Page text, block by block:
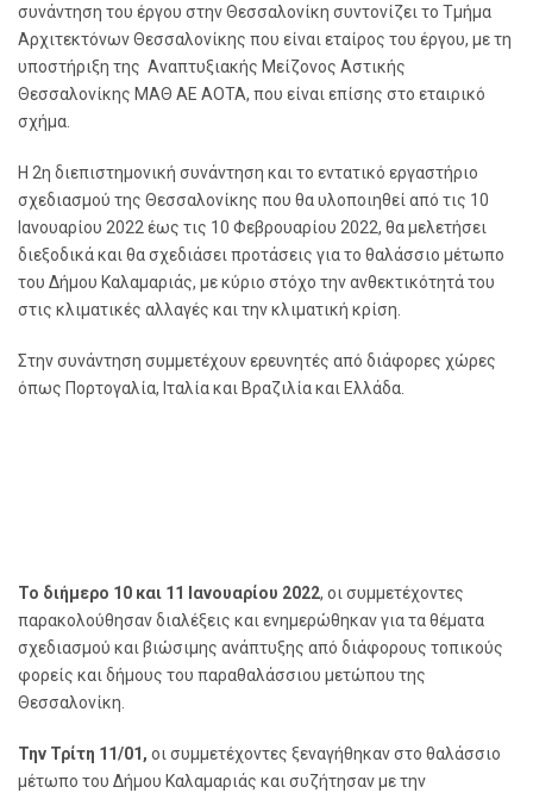
συνάντηση του έργου στην Θεσσαλονίκη συντονίζει το Τμήμα
Αρχιτεκτόνων Θεσσαλονίκης που είναι εταίρος του έργου, με τη
υποστήριξη της Αναπτυξιακής Μείζονος Αστικής
Θεσσαλονίκης ΜΑΘ ΑΕ ΑΟΤΑ, που είναι επίσης στο εταιρικό
σχήμα.
Η 2η διεπιστημονική συνάντηση και το εντατικό εργαστήριο
σχεδιασμού της Θεσσαλονίκης που θα υλοποιηθεί από τις 10
Ιανουαρίου 2022 έως τις 10 Φεβρουαρίου 2022, θα μελετήσει
διεξοδικά και θα σχεδιάσει προτάσεις για το θαλάσσιο μέτωπο
του Δήμου Καλαμαριάς, με κύριο στόχο την ανθεκτικότητά του
στις κλιματικές αλλαγές και την κλιματική κρίση.
Στην συνάντηση συμμετέχουν ερευνητές από διάφορες χώρες
όπως Πορτογαλία, Ιταλία και Βραζιλία και Ελλάδα.
Το διήμερο 10 και 11 Ιανουαρίου 2022, οι συμμετέχοντες
παρακολούθησαν διαλέξεις και ενημερώθηκαν για τα θέματα
σχεδιασμού και βιώσιμης ανάπτυξης από διάφορους τοπικούς
φορείς και δήμους του παραθαλάσσιου μετώπου της
Θεσσαλονίκη.
Την Τρίτη 11/01, οι συμμετέχοντες ξεναγήθηκαν στο θαλάσσιο
μέτωπο του Δήμου Καλαμαριάς και συζήτησαν με την